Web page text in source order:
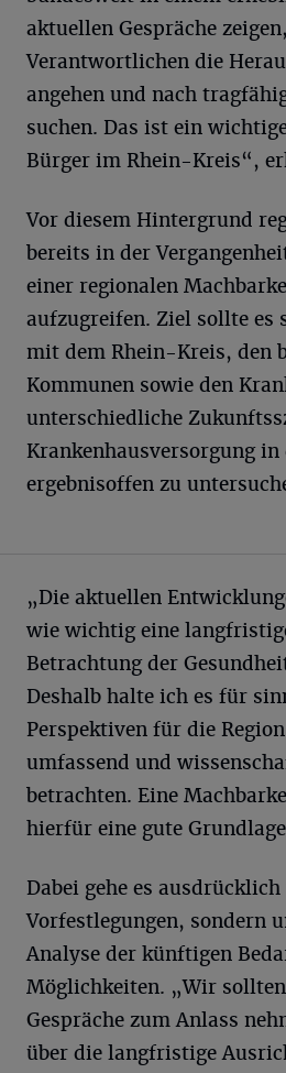
aktuellen Gespräche
Verantwortlichen die
angehen und nach
suchen. Das ist ein
Bürger im Rhein-Kreis“,
Vor diesem Hintergrund
bereits in der
einer regionalen
aufzugreifen. Ziel sollte es
mit dem Rhein-Kreis, den
Kommunen sowie den
unterschiedliche
Krankenhausversorgung in
ergebnisoffen zu
„Die aktuellen
wie wichtig eine
Betrachtung der
Deshalb halte ich es für
Perspektiven für die
umfassend und
betrachten. Eine
hierfür eine gute
Dabei gehe es
Vorfestlegungen, sondern
Analyse der künftigen
Möglichkeiten. „Wir
Gespräche zum Anlass
über die langfristige